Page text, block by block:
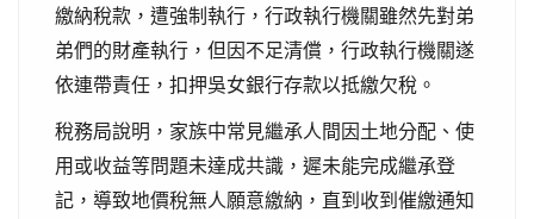
繳納稅款，遭強制執行，行政執行機關雖然先對弟
弟們的財產執行，但因不足清償，行政執行機關遂
依連帶責任，扣押吳女銀行存款以抵繳欠稅。
稅務局說明，家族中常見繼承人間因土地分配、使
用或收益等問題未達成共識，遲未能完成繼承登
記，導致地價稅無人願意繳納，直到收到催繳通知